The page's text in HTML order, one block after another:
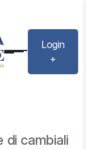
Login
+
di cambiali